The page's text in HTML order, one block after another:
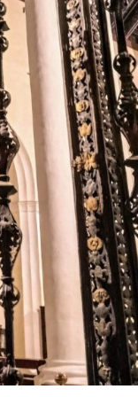
conviven la
presenta
que el friso
de los
arquitectura
de Protección
azulejos tanto
que el
torre
dos arcos
el friso
de aquella
no debe